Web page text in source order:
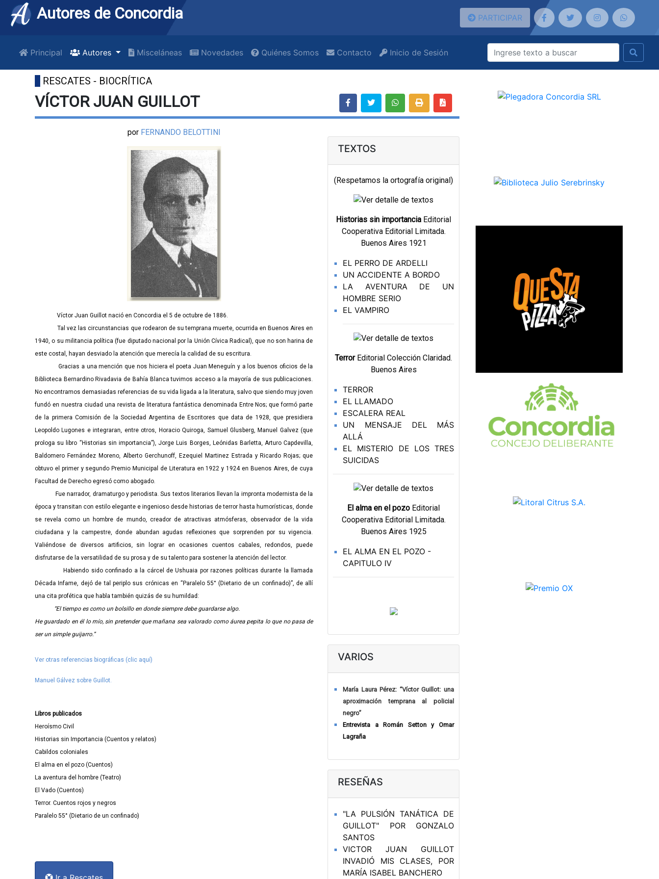
Autores de Concordia PARTICIPAR
Principal Autores Misceláneas Novedades Quiénes Somos Contacto Inicio de Sesión
RESCATES - BIOCRÍTICA
VÍCTOR JUAN GUILLOT
por FERNANDO BELOTTINI
Víctor Juan Guillot nació en Concordia el 5 de octubre de 1886.
Tal vez las circunstancias que rodearon de su temprana muerte, ocurrida en Buenos Aires en
1940, o su militancia política (fue diputado nacional por la Unión Cívica Radical), que no son harina de
este costal, hayan desviado la atención que merecía la calidad de su escritura.
Gracias a una mención que nos hiciera el poeta Juan Meneguín y a los buenos oficios de la
Biblioteca Bernardino Rivadavia de Bahía Blanca tuvimos acceso a la mayoría de sus publicaciones.
No encontramos demasiadas referencias de su vida ligada a la literatura, salvo que siendo muy joven
fundó en nuestra ciudad una revista de literatura fantástica denominada Entre Nos; que formó parte
de la primera Comisión de la Sociedad Argentina de Escritores que data de 1928, que presidiera
Leopoldo Lugones e integraran, entre otros, Horacio Quiroga, Samuel Glusberg, Manuel Galvez (que
prologa su libro “Historias sin importancia”), Jorge Luis Borges, Leónidas Barletta, Arturo Capdevilla,
Baldomero Fernández Moreno, Alberto Gerchunoff, Ezequiel Martinez Estrada y Ricardo Rojas; que
obtuvo el primer y segundo Premio Municipal de Literatura en 1922 y 1924 en Buenos Aires, de cuya
Facultad de Derecho egresó como abogado.
Fue narrador, dramaturgo y periodista. Sus textos literarios llevan la impronta modernista de la
época y transitan con estilo elegante e ingenioso desde historias de terror hasta humorísticas, donde
se revela como un hombre de mundo, creador de atractivas atmósferas, observador de la vida
ciudadana y la campestre, donde abundan agudas reflexiones que sorprenden por su vigencia.
Valiéndose de diversos artificios, sin lograr en ocasiones cuentos cabales, redondos, puede
disfrutarse de la versatilidad de su prosa y de su talento para sostener la atención del lector.
Habiendo sido confinado a la cárcel de Ushuaia por razones políticas durante la llamada
Década Infame, dejó de tal periplo sus crónicas en “Paralelo 55° (Dietario de un confinado)”, de allí
una cita profética que habla también quizás de su humildad:
“El tiempo es como un bolsillo en donde siempre debe guardarse algo.
He guardado en él lo mío, sin pretender que mañana sea valorado como áurea pepita lo que no pasa de
ser un simple guijarro.”
Ver otras referencias biográficas (clic aquí)
Manuel Gálvez sobre Guillot.
Libros publicados
Heroísmo Civil
Historias sin Importancia (Cuentos y relatos)
Cabildos coloniales
El alma en el pozo (Cuentos)
La aventura del hombre (Teatro)
El Vado (Cuentos)
Terror. Cuentos rojos y negros
Paralelo 55° (Dietario de un confinado)
TEXTOS
(Respetamos la ortografía original)
Historias sin importancia Editorial
Cooperativa Editorial Limitada.
Buenos Aires 1921
EL PERRO DE ARDELLI
UN ACCIDENTE A BORDO
LA AVENTURA DE UN
HOMBRE SERIO
EL VAMPIRO
Terror Editorial Colección Claridad.
Buenos Aires
TERROR
EL LLAMADO
ESCALERA REAL
UN MENSAJE DEL MÁS
ALLÁ
EL MISTERIO DE LOS TRES
SUICIDAS
El alma en el pozo Editorial
Cooperativa Editorial Limitada.
Buenos Aires 1925
EL ALMA EN EL POZO -
CAPITULO IV
VARIOS
María Laura Pérez: “Víctor Guillot: una
aproximación temprana al policial
negro”
Entrevista a Román Setton y Omar
Lagraña
RESEÑAS
"LA PULSIÓN TANÁTICA DE
GUILLOT" POR GONZALO
SANTOS
VICTOR JUAN GUILLOT
INVADIÓ MIS CLASES, POR
MARÍA ISABEL BANCHERO